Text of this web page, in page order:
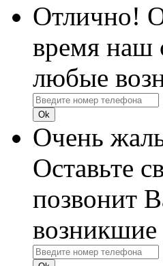
Отлично!
время наш
любые
Очень
Оставьте
позвонит